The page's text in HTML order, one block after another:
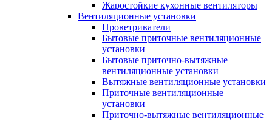
Жаростойкие кухонные вентиляторы
Вентиляционные установки
Проветриватели
Бытовые приточные вентиляционные
установки
Бытовые приточно-вытяжные
вентиляционные установки
Вытяжные вентиляционные установки
Приточные вентиляционные
установки
Приточно-вытяжные вентиляционные